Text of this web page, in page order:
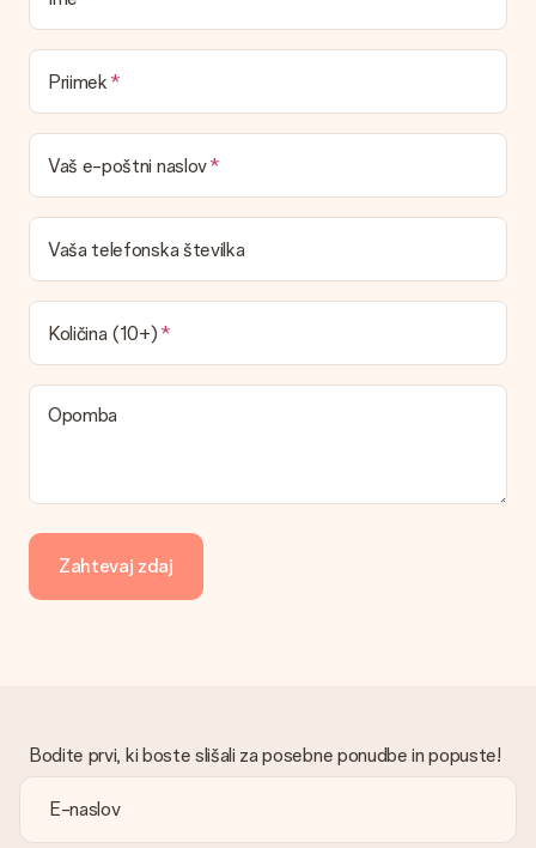
dostavite neposredno prejemniku, zaradi česar bo resnično
presenečenje!
Priimek
Vaš e-poštni naslov
Vaša telefonska številka
Količina (10+)
Opomba
Zahtevaj zdaj
Bodite prvi, ki boste slišali za posebne ponudbe in popuste!